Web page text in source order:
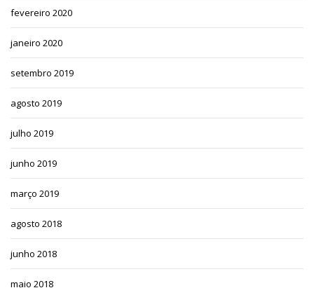
fevereiro 2020
janeiro 2020
setembro 2019
agosto 2019
julho 2019
junho 2019
março 2019
agosto 2018
junho 2018
maio 2018